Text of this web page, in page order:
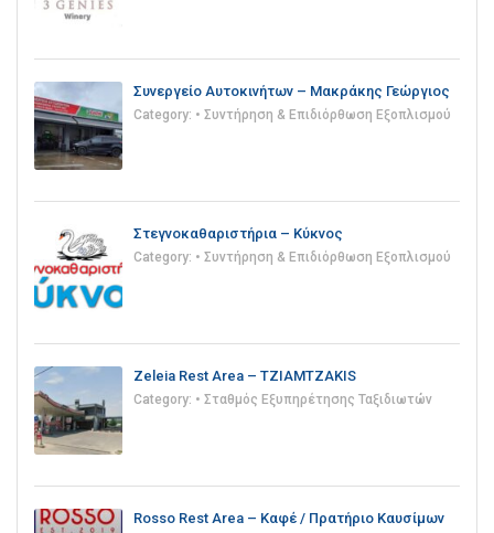
Συνεργείο Αυτοκινήτων – Μακράκης Γεώργιος
Category: • Συντήρηση & Επιδιόρθωση Εξοπλισμού
Στεγνοκαθαριστήρια – Κύκνος
Category: • Συντήρηση & Επιδιόρθωση Εξοπλισμού
Zeleia Rest Area – TZIAMTZAKIS
Category: • Σταθμός Εξυπηρέτησης Ταξιδιωτών
Rosso Rest Area – Καφέ / Πρατήριο Καυσίμων